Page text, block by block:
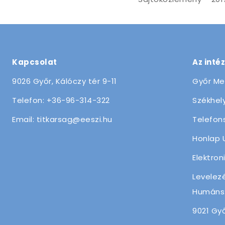
navigáció
Kapcsolat
9026 Győr, Kálóczy tér 9-11
Telefon: +36-96-314-322
Email: titkarsag@eeszi.hu
Az
Győr
Honlap
9021